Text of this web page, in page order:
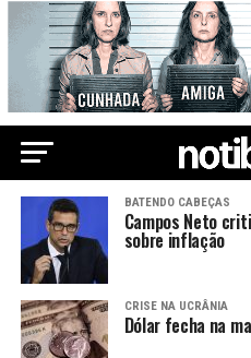
BATENDO CABEÇAS
Campos Neto
sobre inflação
CRISE NA UCRÂNIA
Dólar fecha na